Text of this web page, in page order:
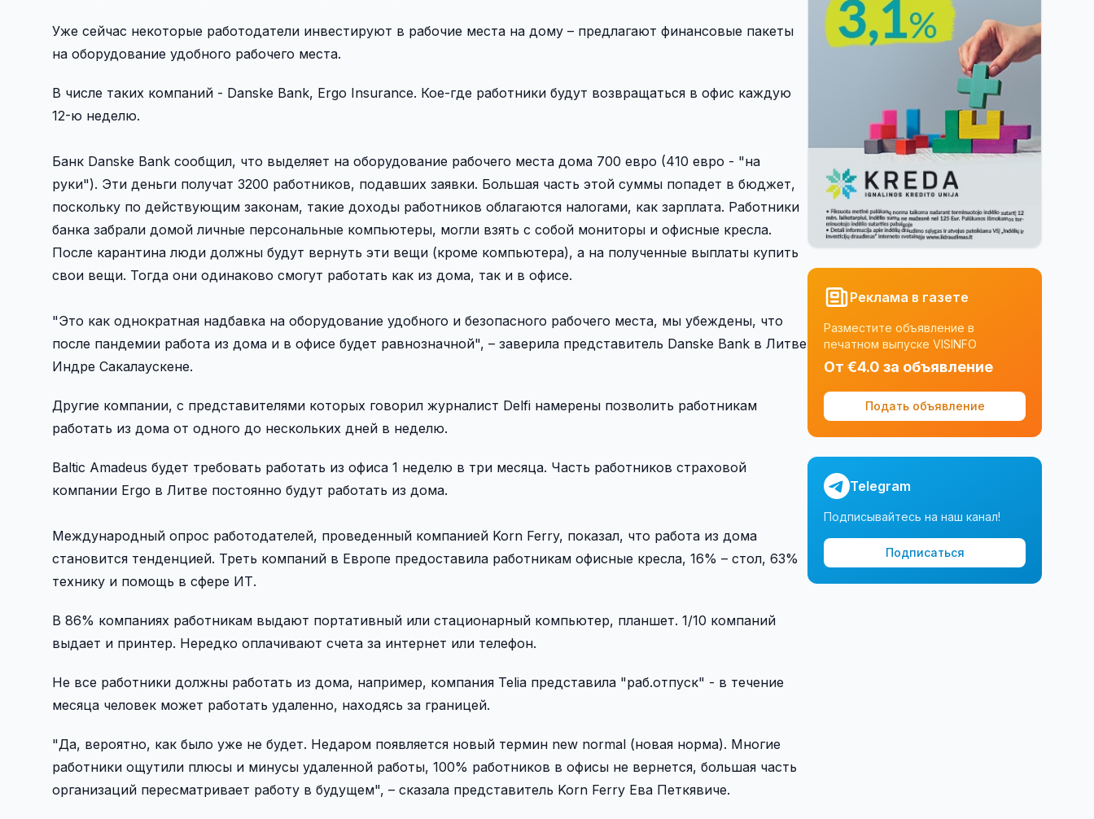
Уже сейчас некоторые работодатели инвестируют в рабочие места на дому – предлагают финансовые пакеты
на оборудование удобного рабочего места.
В числе таких компаний - Danske Bank, Ergo Insurance. Кое-где работники будут возвращаться в офис каждую
12-ю неделю.
Банк Danske Bank сообщил, что выделяет на оборудование рабочего места дома 700 евро (410 евро - "на
руки"). Эти деньги получат 3200 работников, подавших заявки. Большая часть этой суммы попадет в бюджет,
поскольку по действующим законам, такие доходы работников облагаются налогами, как зарплата. Работники
банка забрали домой личные персональные компьютеры, могли взять с собой мониторы и офисные кресла.
После карантина люди должны будут вернуть эти вещи (кроме компьютера), а на полученные выплаты купить
свои вещи. Тогда они одинаково смогут работать как из дома, так и в офисе.
"Это как однократная надбавка на оборудование удобного и безопасного рабочего места, мы убеждены, что
после пандемии работа из дома и в офисе будет равнозначной", – заверила представитель Danske Bank в Литве
Индре Сакалаускене.
Другие компании, с представителями которых говорил журналист Delfi намерены позволить работникам
работать из дома от одного до нескольких дней в неделю.
Baltic Amadeus будет требовать работать из офиса 1 неделю в три месяца. Часть работников страховой
компании Ergo в Литве постоянно будут работать из дома.
Международный опрос работодателей, проведенный компанией Korn Ferry, показал, что работа из дома
становится тенденцией. Треть компаний в Европе предоставила работникам офисные кресла, 16% – стол, 63%
технику и помощь в сфере ИТ.
В 86% компаниях работникам выдают портативный или стационарный компьютер, планшет. 1/10 компаний
выдает и принтер. Нередко оплачивают счета за интернет или телефон.
Не все работники должны работать из дома, например, компания Telia представила "раб.отпуск" - в течение
месяца человек может работать удаленно, находясь за границей.
"Да, вероятно, как было уже не будет. Недаром появляется новый термин new normal (новая норма). Многие
работники ощутили плюсы и минусы удаленной работы, 100% работников в офисы не вернется, большая часть
организаций пересматривает работу в будущем", – сказала представитель Korn Ferry Ева Петкявиче.
Реклама в газете
Разместите объявление в
печатном выпуске VISINFO
От €4.0 за объявление
Подать объявление
Telegram
Подписывайтесь на наш канал!
Подписаться